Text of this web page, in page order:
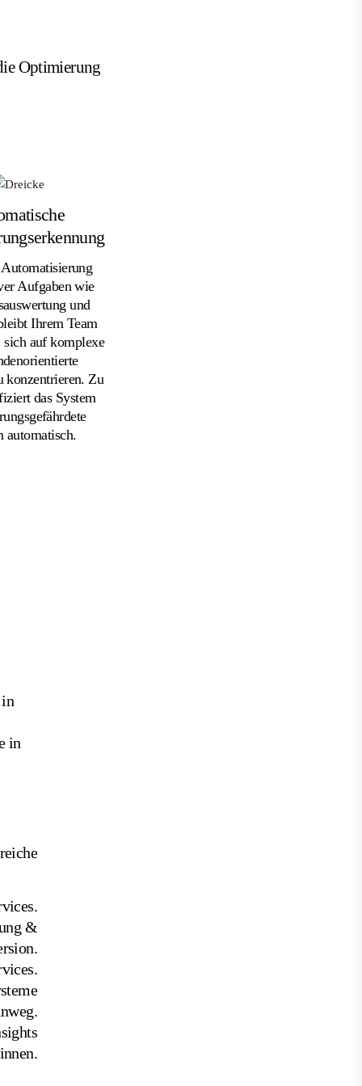
Optimierung
Aufgaben wie
und
Ihrem Team
sich auf komplexe
konzentrieren. Zu
das System
automatisch.
in
&